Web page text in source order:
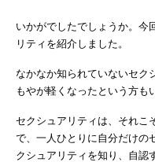
いかがでしたでしょうか。今
リティを紹介しました。
なかなか知られていないセク
もやが軽くなったという方も
セクシュアリティは、それこ
で、一人ひとりに自分だけの
クシュアリティを知り、自認